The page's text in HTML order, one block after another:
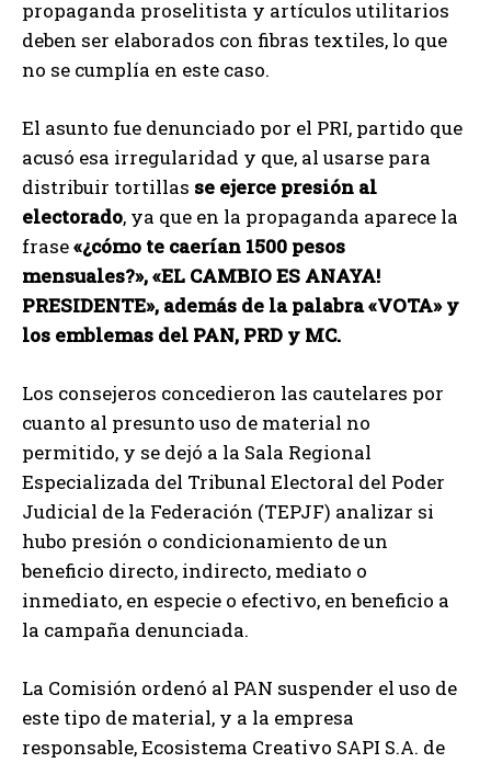
propaganda proselitista y artículos utilitarios
deben ser elaborados con fibras textiles, lo que
no se cumplía en este caso.
El asunto fue denunciado por el PRI, partido que
acusó esa irregularidad y que, al usarse para
distribuir tortillas se ejerce presión al
electorado, ya que en la propaganda aparece la
frase«¿cómo te caerían 1500 pesos
mensuales?», «EL CAMBIO ES ANAYA!
PRESIDENTE», además de la palabra «VOTA» y
los emblemas del PAN, PRD y MC.
Los consejeros concedieron las cautelares por
cuanto al presunto uso de material no
permitido, y se dejó a la Sala Regional
Especializada del Tribunal Electoral del Poder
Judicial de la Federación (TEPJF) analizar si
hubo presión o condicionamiento de un
beneficio directo, indirecto, mediato o
inmediato, en especie o efectivo, en beneficio a
la campaña denunciada.
La Comisión ordenó al PAN suspender el uso de
este tipo de material, y a la empresa
responsable, Ecosistema Creativo SAPI S.A. de